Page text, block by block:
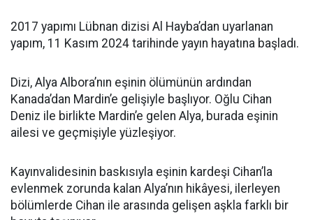
2017 yapımı Lübnan dizisi Al Hayba’dan uyarlanan
yapım, 11 Kasım 2024 tarihinde yayın hayatına başladı.
Dizi, Alya Albora’nın eşinin ölümünün ardından
Kanada’dan Mardin’e gelişiyle başlıyor. Oğlu Cihan
Deniz ile birlikte Mardin’e gelen Alya, burada eşinin
ailesi ve geçmişiyle yüzleşiyor.
Kayınvalidesinin baskısıyla eşinin kardeşi Cihan’la
evlenmek zorunda kalan Alya’nın hikâyesi, ilerleyen
bölümlerde Cihan ile arasında gelişen aşkla farklı bir